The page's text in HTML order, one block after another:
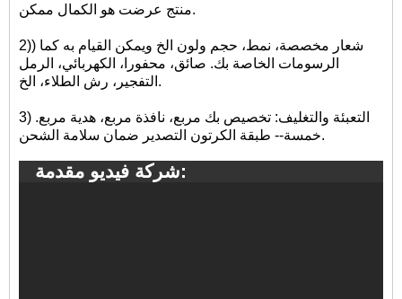
منتج عرضت هو الكمال ممكن.
2)) شعار مخصصة، نمط، حجم ولون الخ ويمكن القيام به كما
الرسومات الخاصة بك. صائق، محفورا، الكهربائي، الرمل
التفجير، رش الطلاء، الخ.
3) التعبئة والتغليف: تخصيص بك مربع، نافذة مربع، هدية مربع.
خمسة-- طبقة الكرتون التصدير ضمان سلامة الشحن.
شركة فيديو مقدمة: